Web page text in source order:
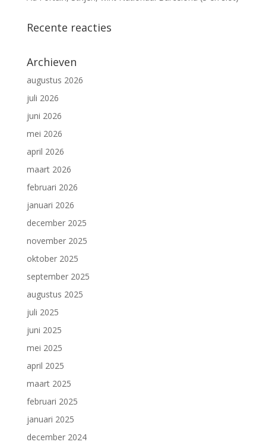
Recente reacties
Archieven
augustus 2026
juli 2026
juni 2026
mei 2026
april 2026
maart 2026
februari 2026
januari 2026
december 2025
november 2025
oktober 2025
september 2025
augustus 2025
juli 2025
juni 2025
mei 2025
april 2025
maart 2025
februari 2025
januari 2025
december 2024